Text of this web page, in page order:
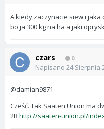
A kiedy zaczynacie siew i
bo ja 300 kg na ha a jaki
czars 0
Napisano 24 Sierpnia
@damian9871
Cześć. Tak Saaten Union ma
2B http://saaten-union.pl/